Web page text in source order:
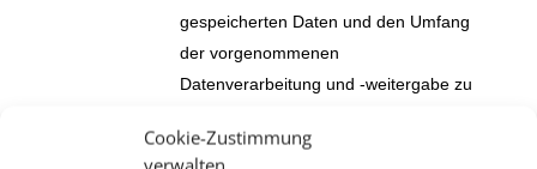
Cookie-Zustimmung
gespeicherten Daten und den Umfang
der vorgenommenen
Datenverarbeitung und -weitergabe zu
gespeicherten personenbezogenen